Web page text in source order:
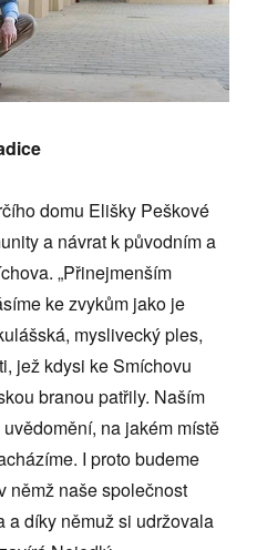
domu Elišky Peškové
a návrat k původním a
„Přinejmenším
ke zvykům jako je
myslivecký ples,
jež kdysi ke Smíchovu
branou patřily. Naším
na jakém místě
I proto budeme
němž naše společnost
a díky němuž si udržovala